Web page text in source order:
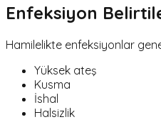
Enfeksiyon
Hamilelikte enfeksiyonlar
Yüksek ateş
Kusma
İshal
Halsizlik